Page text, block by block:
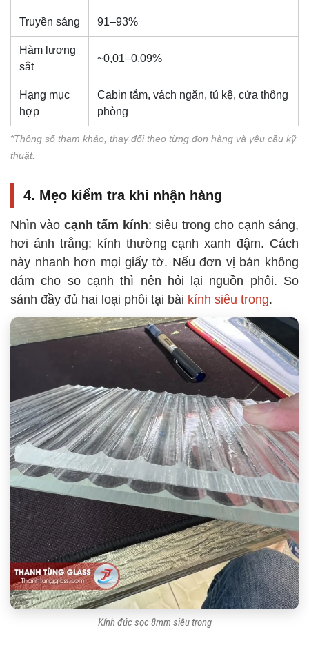
Truyền sáng 91–93%
Hàm lượng
sắt
~0,01–0,09%
Hạng mục
hợp
Cabin tắm, vách ngăn, tủ kệ, cửa thông
phòng
*Thông số tham khảo, thay đổi theo từng đơn hàng và yêu cầu kỹ
thuật.
4. Mẹo kiểm tra khi nhận hàng
Nhìn vào cạnh tấm kính: siêu trong cho cạnh sáng,
hơi ánh trắng; kính thường cạnh xanh đậm. Cách
này nhanh hơn mọi giấy tờ. Nếu đơn vị bán không
dám cho so cạnh thì nên hỏi lại nguồn phôi. So
sánh đầy đủ hai loại phôi tại bài kính siêu trong.
Kính đúc sọc 8mm siêu trong